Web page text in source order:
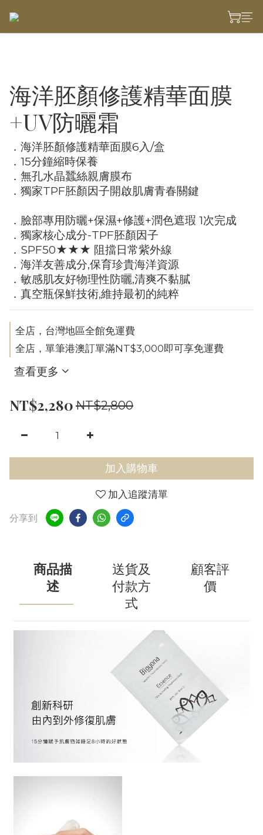
海洋胚顏修護精華面膜
+UV防曬霜
．海洋胚顏修護精華面膜6入/盒
．15分鐘縮時保養
．無孔水晶蠶絲親膚膜布
．獨家TPF胚顏因子開啟肌膚青春關鍵
．臉部專用防曬+保濕+修護+潤色遮瑕 1次完成
．獨家核心成分-TPF胚顏因子
．SPF50★★★ 阻擋日常紫外線
．海洋友善成分,保育珍貴海洋資源
．敏感肌友好物理性防曬,清爽不黏膩
．真空瓶保鮮技術,維持最初的純粹
全店，台灣地區全館免運費
全店，單筆港澳訂單滿NT$3,000即可享免運費
查看更多
NT$2,280 NT$2,800
加入購物車
加入追蹤清單
分享到
商品描
述
送貨及
付款方
式
顧客評
價